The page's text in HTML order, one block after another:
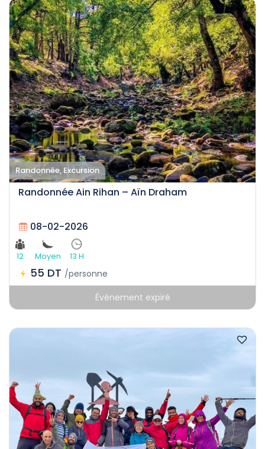
Randonnée, Excursion
Randonnée Ain Rihan – Aïn Draham
08-02-2026
12 Moyen 13 H
55 DT /personne
Événement expiré